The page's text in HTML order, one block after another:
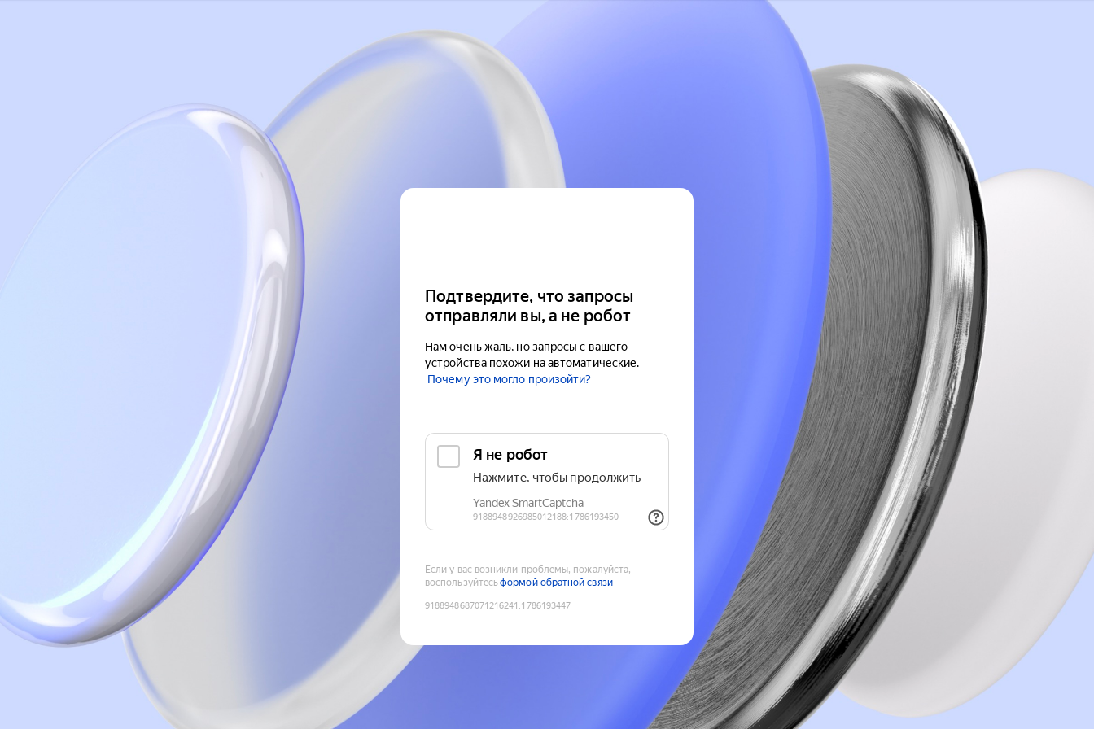
Подтвердите, что запросы
отправляли вы, а не робот
Нам очень жаль, но запросы с вашего
устройства похожи на автоматические.
Почему это могло произойти?
Если у вас возникли проблемы, пожалуйста,
воспользуйтесьформой обратной связи
9188948687071216241 :1786193447